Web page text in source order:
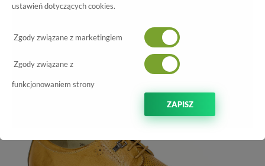
D75-517-1 Apricot
ustawień dotyczących cookies.
Zgody związane z marketingiem
Zgody związane z
funkcjonowaniem strony
ZAPISZ